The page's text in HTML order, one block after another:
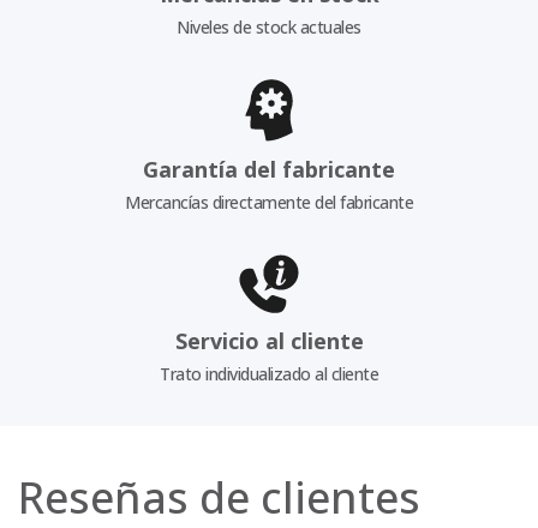
Niveles de stock actuales
Garantía del fabricante
Mercancías directamente del fabricante
Servicio al cliente
Trato individualizado al cliente
Reseñas de clientes